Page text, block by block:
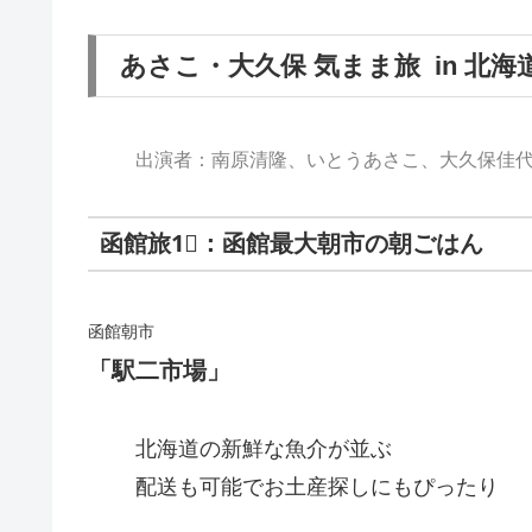
あさこ・大久保 気まま旅 in 北海
出演者：南原清隆、いとうあさこ、大久保
函館旅1⃣：函館最大朝市の朝ごはん
函館朝市
「駅二市場」
北海道の新鮮な魚介が並ぶ
配送も可能でお土産探しにもぴったり